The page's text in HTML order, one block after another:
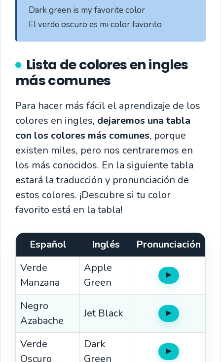
El verde oscuro es mi color favorito
Lista de colores en ingles
más comunes
Para hacer más fácil el aprendizaje de los
colores en ingles, dejaremos una tabla
con los colores más comunes, porque
existen miles, pero nos centraremos en
los más conocidos. En la siguiente tabla
estará la traducción y pronunciación de
estos colores. ¡Descubre si tu color
favorito está en la tabla!
Español Inglés
Pronunciación
Verde
Manzana
Apple
Green
▶Oír
Negro
Azabache
Jet Black ▶Oír
Verde
Oscuro
Dark
Green
▶Oír